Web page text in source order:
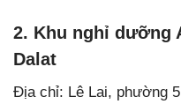
2. Khu nghỉ dưỡng
Dalat
Địa chỉ: Lê Lai, phường